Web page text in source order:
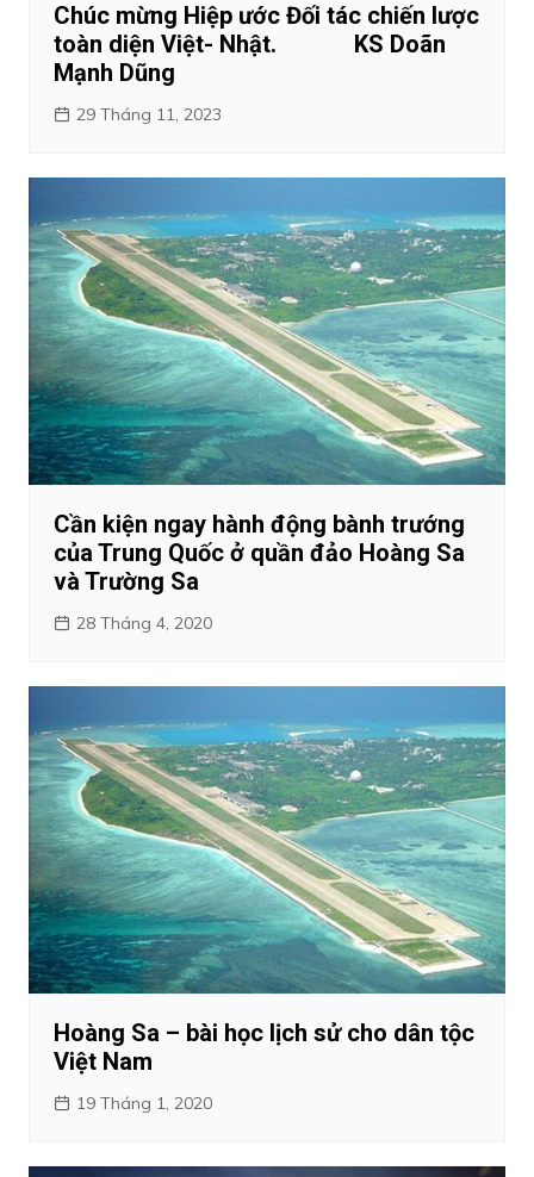
Chúc mừng Hiệp ước Đối tác chiến lược
toàn diện Việt- Nhật. KS Doãn
Mạnh Dũng
29 Tháng 11, 2023
Cần kiện ngay hành động bành trướng
của Trung Quốc ở quần đảo Hoàng Sa
và Trường Sa
28 Tháng 4, 2020
Hoàng Sa – bài học lịch sử cho dân tộc
Việt Nam
19 Tháng 1, 2020